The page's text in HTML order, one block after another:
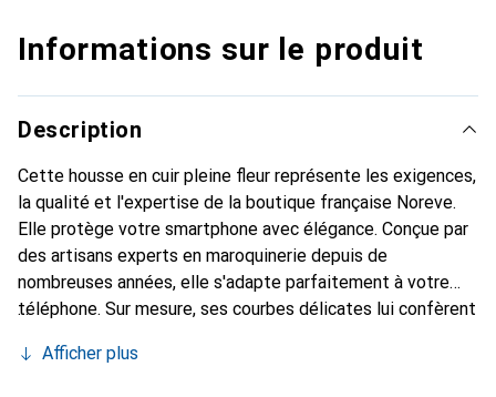
Informations sur le produit
Description
Cette housse en cuir pleine fleur représente les exigences,
la qualité et l'expertise de la boutique française Noreve.
Elle protège votre smartphone avec élégance. Conçue par
des artisans experts en maroquinerie depuis de
nombreuses années, elle s'adapte parfaitement à votre
téléphone. Sur mesure, ses courbes délicates lui confèrent
et indispensable de votre smartphone. Reconnaître
Afficher plus